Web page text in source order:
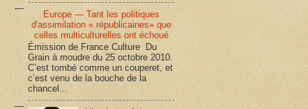
Europe — Tant les politiques
d'assimilation « républicaines» que
celles multiculturelles ont échoué
Émission de France Culture Du
Grain à moudre du 25 octobre 2010.
C’est tombé comme un couperet, et
c’est venu de la bouche de la
chancel...